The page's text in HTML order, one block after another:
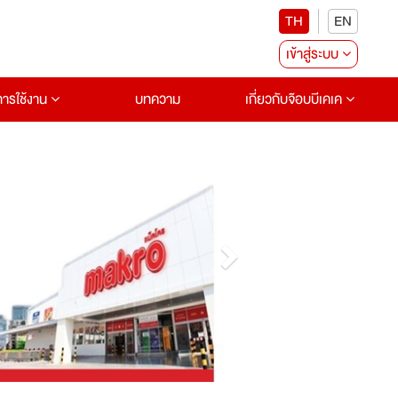
TH
EN
เข้าสู่ระบบ
รใช้งาน
บทความ เกี่ยวกับจ๊อบบีเคเค